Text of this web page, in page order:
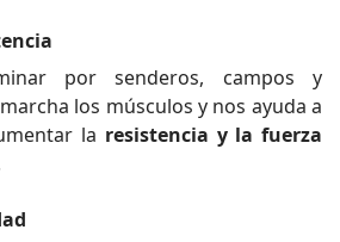
por senderos, campos y
los músculos y nos ayuda a
la resistencia y la fuerza